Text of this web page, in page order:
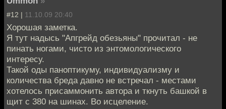
#12 | 11.10.09 20:40
Хорошая заметка.
Я тут надысь "Апгрейд обезьяны" прочитал - не
пинать ногами, чисто из энтомологического
интересу.
Такой оды паноптикуму, индивидуализму и
количества бреда давно не встречал - местами
хотелось присаммонить автора и ткнуть башкой в
щит с 380 на шинах. Во исцеление.